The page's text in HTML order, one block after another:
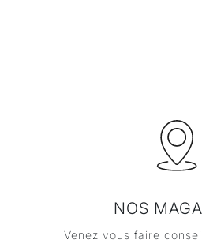
NOS
Venez vous faire